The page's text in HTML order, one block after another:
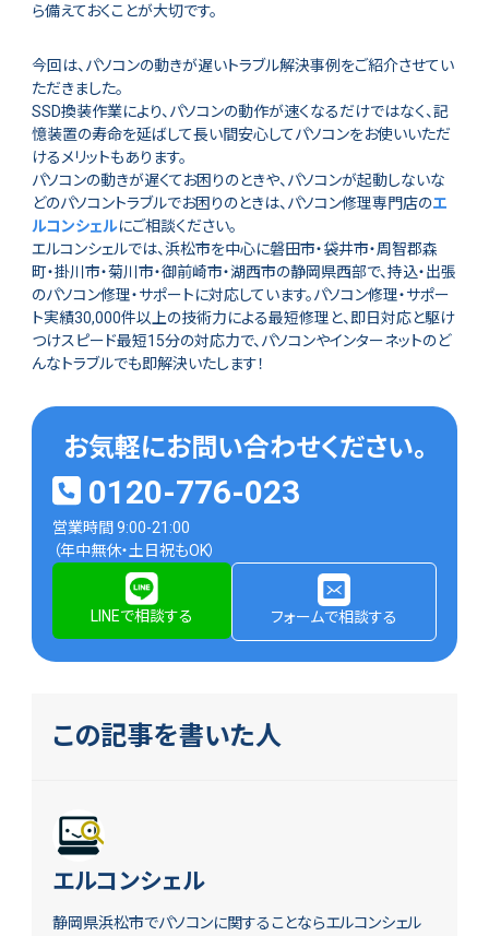
ら備えておくことが大切です。
今回は、パソコンの動きが遅いトラブル解決事例をご紹介させてい
ただきました。
SSD換装作業により、パソコンの動作が速くなるだけではなく、記
憶装置の寿命を延ばして長い間安心してパソコンをお使いいただ
けるメリットもあります。
パソコンの動きが遅くてお困りのときや、パソコンが起動しないな
どのパソコントラブルでお困りのときは、パソコン修理専門店のエ
ルコンシェルにご相談ください。
エルコンシェルでは、浜松市を中心に磐田市・袋井市・周智郡森
町・掛川市・菊川市・御前崎市・湖西市の静岡県西部で、持込・出張
のパソコン修理・サポートに対応しています。パソコン修理・サポー
ト実績30,000件以上の技術力による最短修理と、即日対応と駆け
つけスピード最短15分の対応力で、パソコンやインターネットのど
んなトラブルでも即解決いたします！
お気軽にお問い合わせください。
0120-776-023
営業時間 9:00-21:00
（年中無休・土日祝もOK）
LINEで相談する フォームで相談する
この記事を書いた人
エルコンシェル
静岡県浜松市でパソコンに関することならエルコンシェル